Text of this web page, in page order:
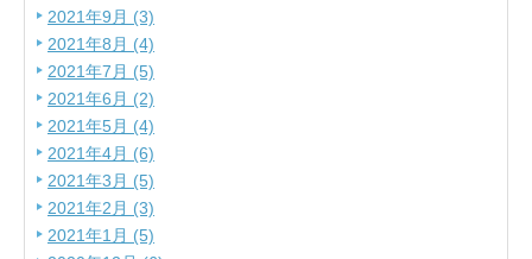
2021年9月 (3)
2021年8月 (4)
2021年7月 (5)
2021年6月 (2)
2021年5月 (4)
2021年4月 (6)
2021年3月 (5)
2021年2月 (3)
2021年1月 (5)